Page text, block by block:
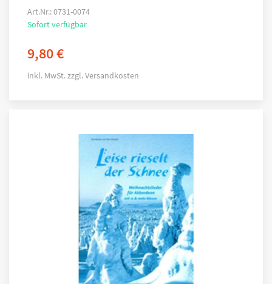
Art.Nr.: 0731-0074
Sofort verfügbar
9,80€
inkl. MwSt. zzgl.Versandkosten